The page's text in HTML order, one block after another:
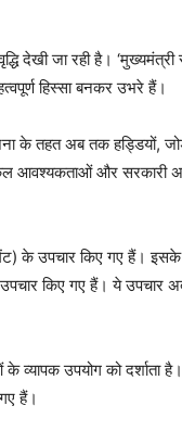
देखी जा रही है। ‘मुख्यमंत्री
हिस्सा बनकर उभरे हैं।
के तहत अब तक हड्डियों,
आवश्यकताओं और सरकारी
के उपचार किए गए हैं। इसके
किए गए हैं। ये उपचार
उपयोग को दर्शाता
हैं।